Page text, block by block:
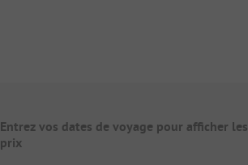
Entrez vos dates de voyage pour afficher les
prix